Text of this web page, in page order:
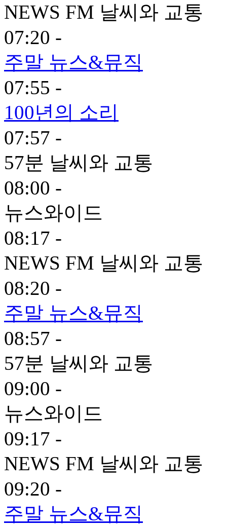
NEWS FM 날씨와 교통
07:20 -
주말 뉴스&뮤직
07:55 -
100년의 소리
07:57 -
57분 날씨와 교통
08:00 -
뉴스와이드
08:17 -
NEWS FM 날씨와 교통
08:20 -
주말 뉴스&뮤직
08:57 -
57분 날씨와 교통
09:00 -
뉴스와이드
09:17 -
NEWS FM 날씨와 교통
09:20 -
주말 뉴스&뮤직